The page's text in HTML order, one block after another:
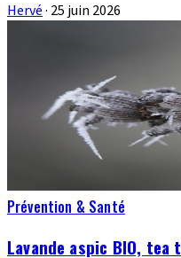
Hervé· 25 juin 2026
Prévention & Santé
Lavande aspic BIO,